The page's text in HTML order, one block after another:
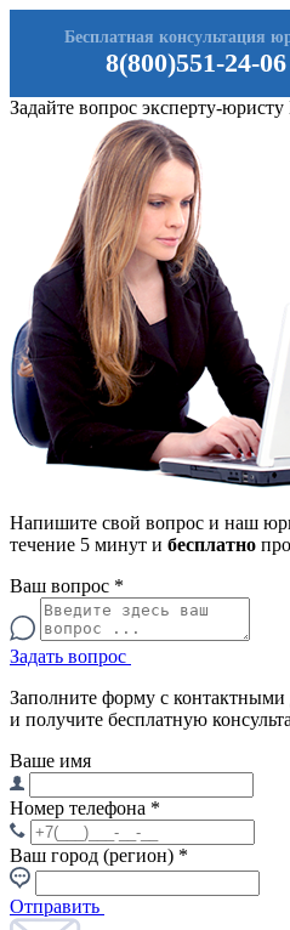
8(800)551-24-06
Бесплатная консультация
Задайте вопрос эксперту-
Напишите свой вопрос и наш
течение 5 минут и бесплатно
Ваш вопрос *
Задать вопрос
Заполните форму с
и получите бесплатную
Ваше имя
Номер телефона *
Ваш город (регион) *
Отправить